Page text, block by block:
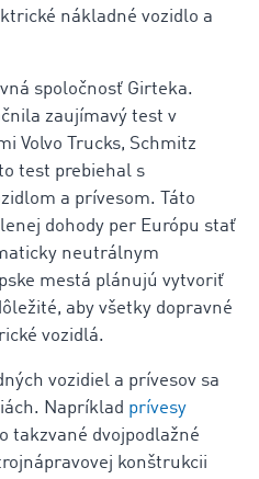
nákladné vozidlo a
spoločnosť Girteka.
zaujímavý test v
Volvo Trucks, Schmitz
test prebiehal s
a prívesom. Táto
dohody per Európu stať
neutrálnym
mestá plánujú vytvoriť
aby všetky dopravné
vozidlá.
vozidiel a prívesov sa
Napríklad prívesy
takzvané dvojpodlažné
konštrukcii